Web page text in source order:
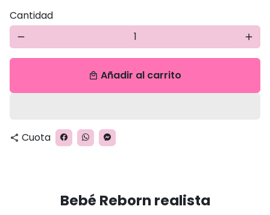
Cantidad
remove add
local_mall Añadir al carrito
share Cuota
Bebé Reborn realista